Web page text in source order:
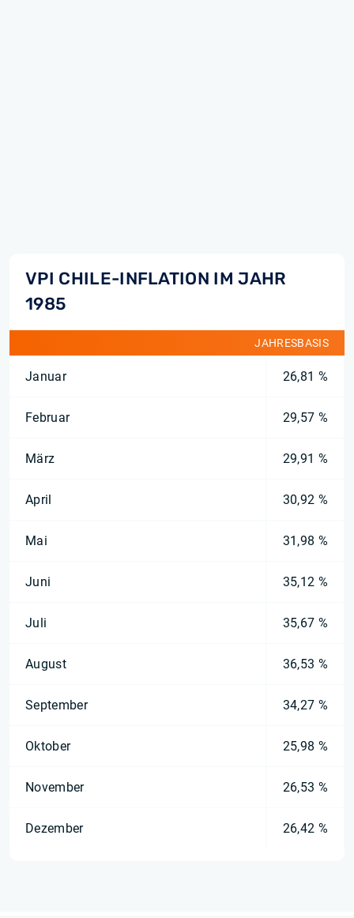
VPI CHILE-INFLATION IM JAHR
1985
JAHRESBASIS
Januar 26,81 %
Februar 29,57 %
März 29,91 %
April 30,92 %
Mai 31,98 %
Juni 35,12 %
Juli 35,67 %
August 36,53 %
September 34,27 %
Oktober 25,98 %
November 26,53 %
Dezember 26,42 %